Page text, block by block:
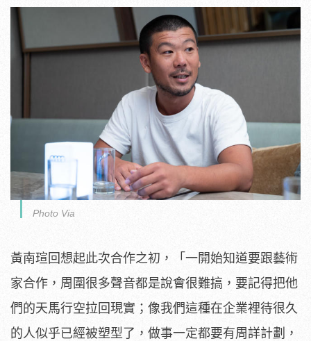
Photo Via
黃南瑄回想起此次合作之初，「一開始知道要跟藝術
家合作，周圍很多聲音都是說會很難搞，要記得把他
們的天馬行空拉回現實；像我們這種在企業裡待很久
的人似乎已經被塑型了，做事一定都要有周詳計劃，